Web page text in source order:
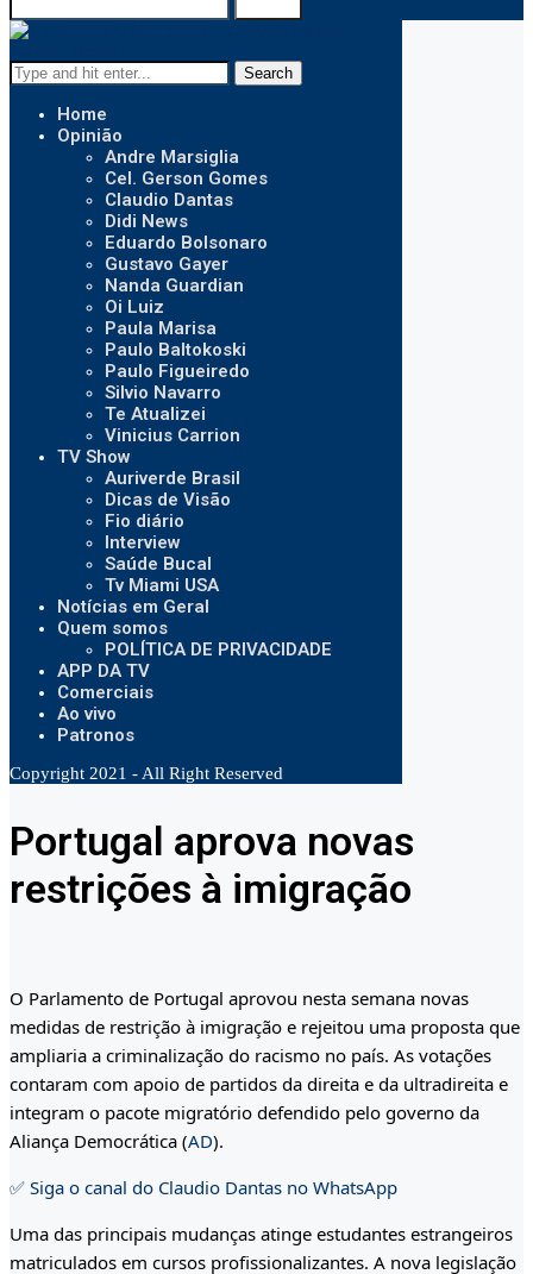
Search
Home
Opinião
Andre Marsiglia
Cel. Gerson Gomes
Claudio Dantas
Didi News
Eduardo Bolsonaro
Gustavo Gayer
Nanda Guardian
Oi Luiz
Paula Marisa
Paulo Baltokoski
Paulo Figueiredo
Silvio Navarro
Te Atualizei
Vinicius Carrion
TV Show
Auriverde Brasil
Dicas de Visão
Fio diário
Interview
Saúde Bucal
Tv Miami USA
Notícias em Geral
Quem somos
POLÍTICA DE PRIVACIDADE
APP DA TV
Comerciais
Ao vivo
Patronos
Copyright 2021 - All Right Reserved
Portugal aprova novas
restrições à imigração
O Parlamento de Portugal aprovou nesta semana novas
medidas de restrição à imigração e rejeitou uma proposta que
ampliaria a criminalização do racismo no país. As votações
contaram com apoio de partidos da direita e da ultradireita e
integram o pacote migratório defendido pelo governo da
Aliança Democrática (AD).
✅ Siga o canal do Claudio Dantas no WhatsApp
Uma das principais mudanças atinge estudantes estrangeiros
matriculados em cursos profissionalizantes. A nova legislação